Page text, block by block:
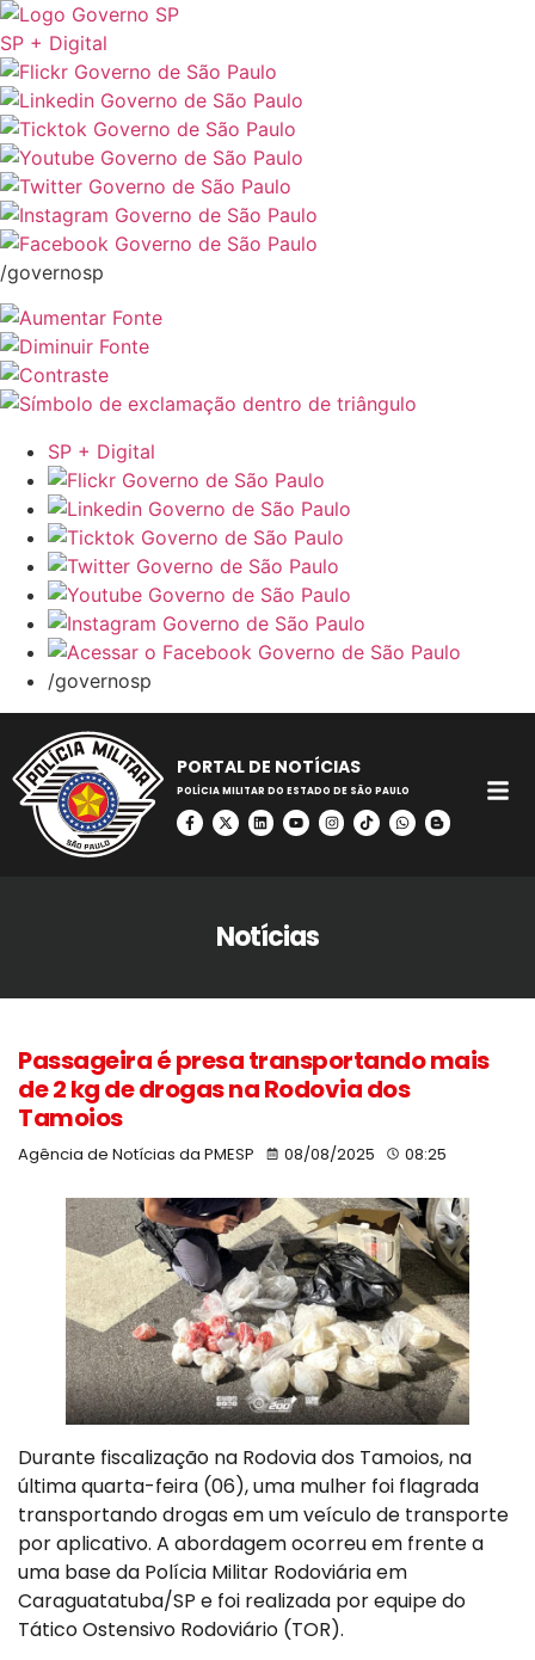
SP + Digital
/governosp
SP + Digital
/governosp
PORTAL DE NOTÍCIAS
POLÍCIA MILITAR DO ESTADO DE SÃO PAULO
Notícias
Passageira é presa transportando mais
de 2 kg de drogas na Rodovia dos
Tamoios
Agência de Notícias da PMESP 08/08/2025 08:25
Durante fiscalização na Rodovia dos Tamoios, na
última quarta-feira (06), uma mulher foi flagrada
transportando drogas em um veículo de transporte
por aplicativo. A abordagem ocorreu em frente a
uma base da Polícia Militar Rodoviária em
Caraguatatuba/SP e foi realizada por equipe do
Tático Ostensivo Rodoviário (TOR).